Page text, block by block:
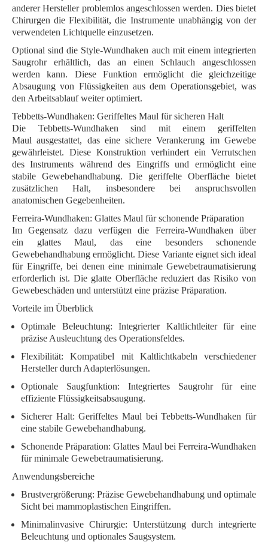
anderer Hersteller problemlos angeschlossen werden. Dies bietet
Chirurgen die Flexibilität, die Instrumente unabhängig von der
verwendeten Lichtquelle einzusetzen.
Optional sind die Style-Wundhaken auch mit einem integrierten
Saugrohrerhältlich, das an einen Schlauch angeschlossen
werden kann. Diese Funktion ermöglicht die gleichzeitige
Absaugung von Flüssigkeiten aus dem Operationsgebiet, was
den Arbeitsablauf weiter optimiert.
Tebbetts-Wundhaken: Geriffeltes Maul für sicheren Halt
Die Tebbetts-Wundhaken sind mit einem geriffelten
Maul ausgestattet, das eine sichere Verankerung im Gewebe
gewährleistet. Diese Konstruktion verhindert ein Verrutschen
des Instruments während des Eingriffs und ermöglicht eine
stabile Gewebehandhabung. Die geriffelte Oberfläche bietet
zusätzlichen Halt, insbesondere bei anspruchsvollen
anatomischen Gegebenheiten.
Ferreira-Wundhaken: Glattes Maul für schonende Präparation
Im Gegensatz dazu verfügen die Ferreira-Wundhaken über
ein glattes Maul, das eine besonders schonende
Gewebehandhabung ermöglicht. Diese Variante eignet sich ideal
für Eingriffe, bei denen eine minimale Gewebetraumatisierung
erforderlich ist. Die glatte Oberfläche reduziert das Risiko von
Gewebeschäden und unterstützt eine präzise Präparation.
Vorteile im Überblick
Optimale Beleuchtung: Integrierter Kaltlichtleiter für eine
präzise Ausleuchtung des Operationsfeldes.
Flexibilität: Kompatibel mit Kaltlichtkabeln verschiedener
Hersteller durch Adapterlösungen.
Optionale Saugfunktion: Integriertes Saugrohr für eine
effiziente Flüssigkeitsabsaugung.
Sicherer Halt: Geriffeltes Maul bei Tebbetts-Wundhaken für
eine stabile Gewebehandhabung.
Schonende Präparation: Glattes Maul bei Ferreira-Wundhaken
für minimale Gewebetraumatisierung.
Anwendungsbereiche
Brustvergrößerung: Präzise Gewebehandhabung und optimale
Sicht bei mammoplastischen Eingriffen.
Minimalinvasive Chirurgie: Unterstützung durch integrierte
Beleuchtung und optionales Saugsystem.